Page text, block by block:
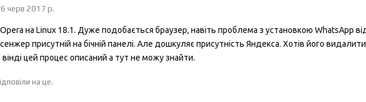
черв 2017 р.
на Linux 18.1. Дуже подобається браузер, навіть проблема з установкою WhatsApp
присутній на бічній панелі. Але дошкуляє присутність Яндекса. Хотів його
цей процес описаний а тут не можу знайти.
на це.